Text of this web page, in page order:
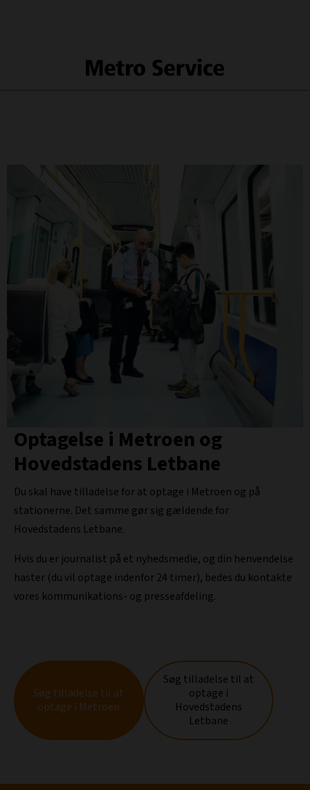
Optagelse i Metroen og
Hovedstadens Letbane
Du skal have tilladelse for at optage i Metroen og på
stationerne. Det samme gør sig gældende for
Hovedstadens Letbane.
Hvis du er journalist på et nyhedsmedie, og din henvendelse
haster (du vil optage indenfor 24 timer), bedes du kontakte
vores kommunikations- og presseafdeling.
Søg tilladelse til at
optage i Metroen
Søg tilladelse til at
optage i
Hovedstadens
Letbane